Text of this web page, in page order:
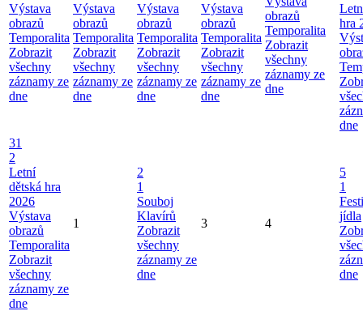
Výstava
obrazů
Temporalita
Zobrazit
všechny
záznamy ze
dne
Výstava
obrazů
Temporalita
Zobrazit
všechny
záznamy ze
dne
Výstava
obrazů
Temporalita
Zobrazit
všechny
záznamy ze
dne
Výstava
obrazů
Temporalita
Zobrazit
všechny
záznamy ze
dne
obrazů
Temporalita
Zobrazit
všechny
záznamy ze
dne
hra
dne
31
2
Letní
dětská hra
2026
Výstava
obrazů
Temporalita
Zobrazit
všechny
záznamy ze
dne
1
2
1
Souboj
Klavírů
Zobrazit
všechny
záznamy ze
dne
3 4
5
1
jídla
dne